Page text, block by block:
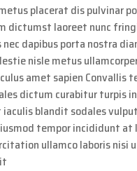
placerat dis pulvinar
dictumst laoreet nunc
dapibus porta nostra
nisle metus
amet sapien
dictum curabitur turpis
blandit sodales
tempor incididunt at
ullamco laboris nisi